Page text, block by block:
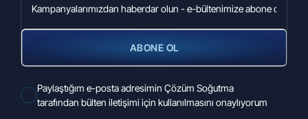
27.02.2026
2026 Euroshop Fuarı
ABONE OL
Paylaştığım e-posta adresimin Çözüm Soğutma
tarafından bülten iletişimi için kullanılmasını onaylıyorum